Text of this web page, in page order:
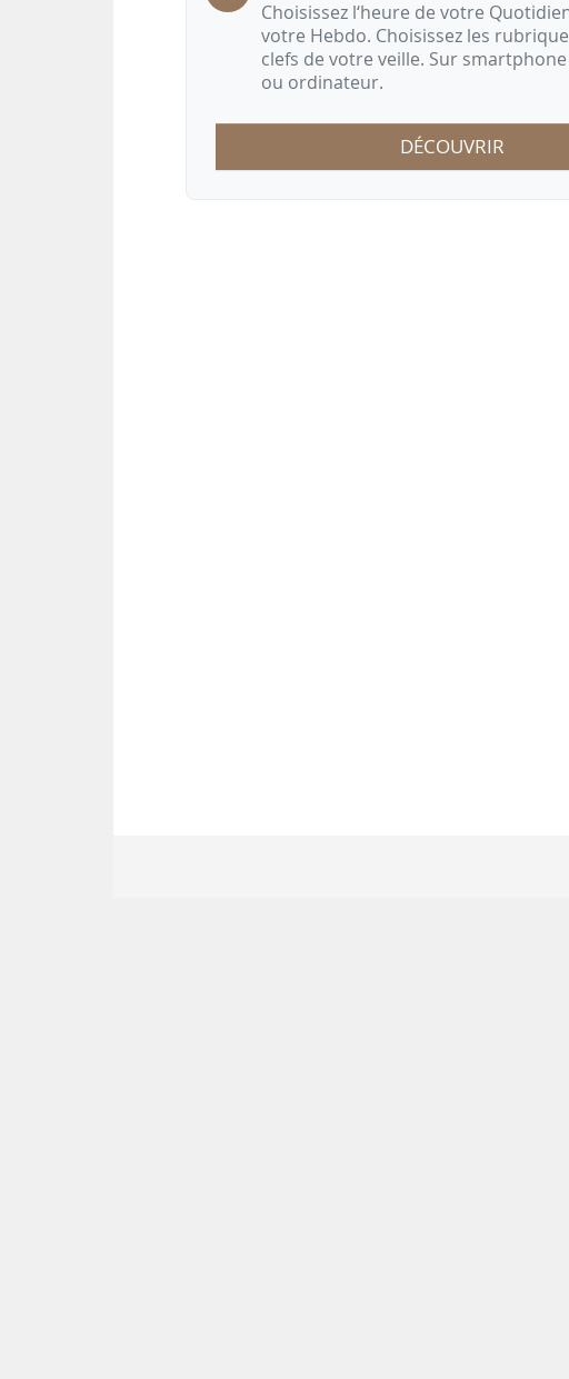
Choisissez l‘heure de votre
votre Hebdo. Choisissez les
clefs de votre veille. Sur
ou ordinateur.
DÉCOUVRIR